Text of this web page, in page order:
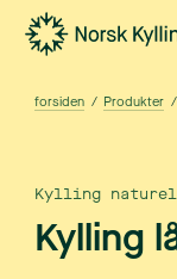
Gå til
Gå til menyen
forsiden / Produkter /
Kylling
Kylling